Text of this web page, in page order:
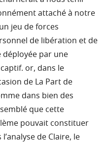
attaché à notre
jeu de forces
de libération et de
déployée par une
or, dans le
de La Part de
dans bien des
que cette
pouvait constituer
l’analyse de Claire, le